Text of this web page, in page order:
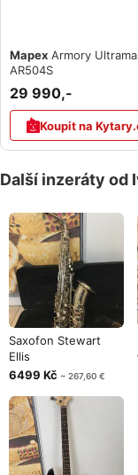
Mapex Armory
AR504S
29 990,-
Koupit na
Další inzeráty od
Saxofon Stewart
Ellis
6499 Kč ~ 267,60 €